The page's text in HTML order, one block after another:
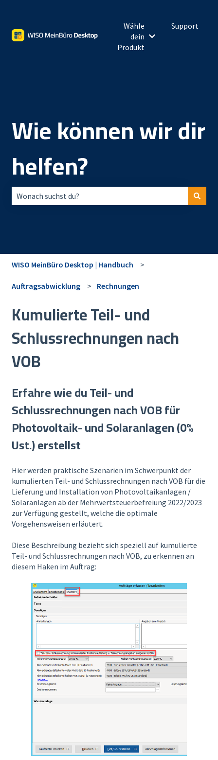
Wähle
dein
Produkt
Untermenü für
Support
Wie können wir dir
helfen?
WISO MeinBüro Desktop | Handbuch
Auftragsabwicklung Rechnungen
Kumulierte Teil- und
Schlussrechnungen nach
VOB
Erfahre wie du Teil- und
Schlussrechnungen nach VOB für
Photovoltaik- und Solaranlagen (0%
Ust.) erstellst
Hier werden praktische Szenarien im Schwerpunkt der
kumulierten Teil- und Schlussrechnungen nach VOB für die
Lieferung und Installation von Photovoltaikanlagen /
Solaranlagen ab der Mehrwertsteuerbefreiung 2022/2023
zur Verfügung gestellt, welche die optimale
Vorgehensweisen erläutert.
Diese Beschreibung bezieht sich speziell auf kumulierte
Teil- und Schlussrechnungen nach VOB, zu erkennen an
diesem Haken im Auftrag: